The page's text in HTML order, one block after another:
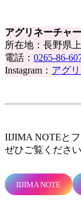
アグリネーチャ
所在地：長野県
電話： 0265-86-
Instagram： アグ
IIJIMA NOTEと
ぜひご覧ください
IIJIMA NOTE